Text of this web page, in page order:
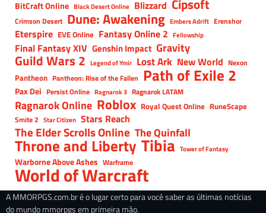
BitCraft Online Black Desert Online Blizzard Cipsoft
Crimson Desert Dune: Awakening Embers Adrift Erenshor
Eterspire EVE Online Fantasy Online 2 Fellowship
Final Fantasy XIV Genshin Impact Gravity
Guild Wars 2 Legend of Ymir Lost Ark New World Nexon
Pantheon Pantheon: Rise of the Fallen Path of Exile 2
Pax Dei Persist Online Ragnarok 3 Ragnarok LATAM
Ragnarok Online Roblox Royal Quest Online RuneScape
Smite 2 Star Citizen Stars Reach
The Elder Scrolls Online The Quinfall
Throne and Liberty Tibia Tower of Fantasy
Warborne Above Ashes Warframe
World of Warcraft
A MMORPGS.com.br é o lugar certo para você saber as últimas notícias
do mundo mmorpgs em primeira mão.